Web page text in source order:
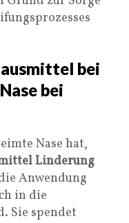
bei
bei
Nase hat,
Linderung
Anwendung
in die
Sie spendet